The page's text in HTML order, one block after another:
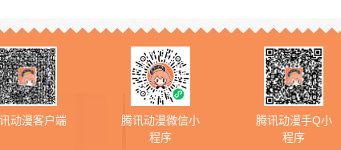
动漫客户端
腾讯动漫微信小
程序
腾讯动漫手Q小
程序